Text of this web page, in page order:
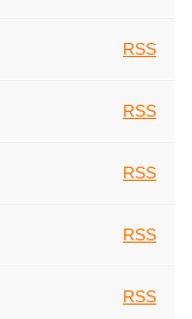
RSS
RSS
RSS
RSS
RSS